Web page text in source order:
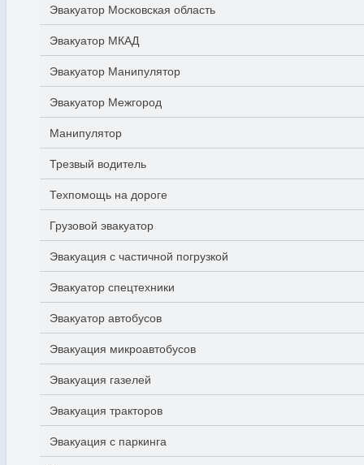
Эвакуатор Московская область
Эвакуатор МКАД
Эвакуатор Манипулятор
Эвакуатор Межгород
Манипулятор
Трезвый водитель
Техпомощь на дороге
Грузовой эвакуатор
Эвакуация с частичной погрузкой
Эвакуатор спецтехники
Эвакуатор автобусов
Эвакуация микроавтобусов
Эвакуация газелей
Эвакуация тракторов
Эвакуация с паркинга